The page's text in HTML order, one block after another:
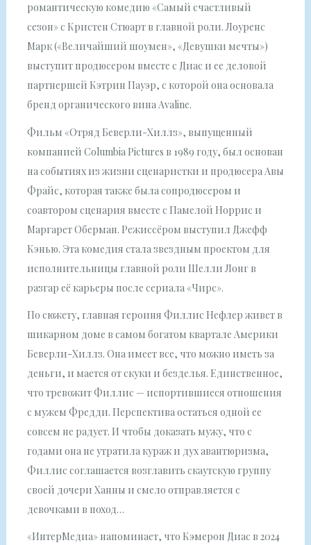
романтическую комедию «Самый счастливый
сезон» с Кристен Стюарт в главной роли. Лоуренс
Марк («Величайший шоумен», «Девушки мечты»)
выступит продюсером вместе с Диас и ее деловой
партнершей Кэтрин Пауэр, с которой она основала
бренд органического вина Avaline.
Фильм «Отряд Беверли-Хиллз», выпущенный
компанией Columbia Pictures в 1989 году, был основан
на событиях из жизни сценаристки и продюсера Авы
Фрайс, которая также была сопродюсером и
соавтором сценария вместе с Памелой Норрис и
Маргарет Оберман. Режиссёром выступил Джефф
Кэнью. Эта комедия стала звездным проектом для
исполнительницы главной роли Шелли Лонг в
разгар её карьеры после сериала «Чирс».
По сюжету, главная героиня Филлис Нефлер живет в
шикарном доме в самом богатом квартале Америки
Беверли-Хиллз. Она имеет все, что можно иметь за
деньги, и мается от скуки и безделья. Единственное,
что тревожит Филлис — испортившиеся отношения
с мужем Фредди. Перспектива остаться одной ее
совсем не радует. И чтобы доказать мужу, что с
годами она не утратила кураж и дух авантюризма,
Филлис соглашается возглавить скаутскую группу
своей дочери Ханны и смело отправляется с
девочками в поход…
«ИнтерМедиа» напоминает, что Кэмерон Диас в 2024